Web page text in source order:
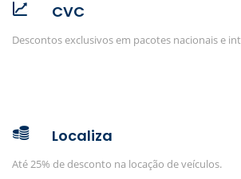
CVC
Descontos exclusivos em pacotes nacionais e
Localiza
Até 25% de desconto na locação de veículos.